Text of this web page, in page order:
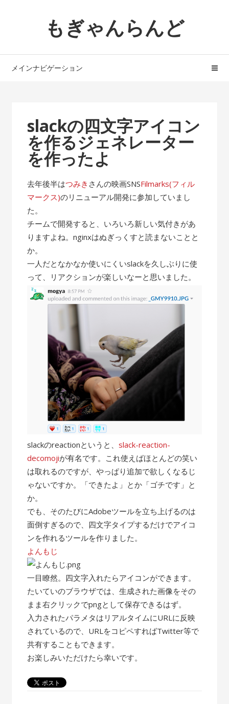
ョ
へ
もぎゃんらんど
メインナビゲーション
slackの四文字アイコン
を作るジェネレーター
を作ったよ
去年後半はつみき さんの映画SNSFilmarks(フィル
マークス)のリニューアル開発に参加していまし
た。
チームで開発すると、いろいろ新しい気付きがあ
りますよね。nginxはぬぎっくすと読まないことと
か。
一人だとなかなか使いにくいslackを久しぶりに使
って、リアクションが楽しいなーと思いました。
slackのreactionというと、slack-reaction-
decomojiが有名です。これ使えばほとんどの笑い
は取れるのですが、やっぱり追加で欲しくなるじ
ゃないですか。「できたよ」とか「ゴチです」と
か。
でも、そのたびにAdobeツールを立ち上げるのは
面倒すぎるので、四文字タイプするだけでアイコ
ンを作れるツールを作りました。
よんもじ
一目瞭然。四文字入れたらアイコンができます。
たいていのブラウザでは、生成された画像をその
まま右クリックでpngとして保存できるはず。
入力されたパラメタはリアルタイムにURLに反映
されているので、URLをコピペすればTwitter等で
共有することもできます。
お楽しみいただけたら幸いです。